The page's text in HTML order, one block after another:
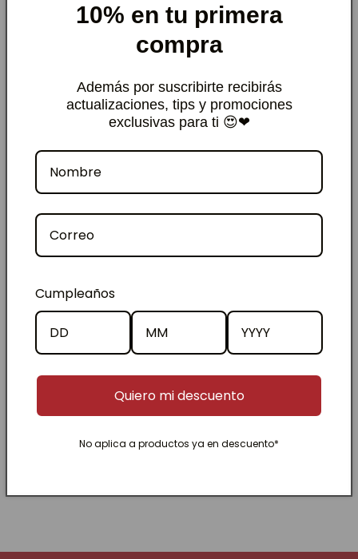
utensilios para que la infusión llegara lo más
nombre:tacuapýque quiere decircaña con
envoltorio o cuero.
RESEÑAS
4.50
Reviews por Whatsapp by
2025-08-16
John Paul
Buena calidad y excelente el producto en
10% en tu primera
compra
Además por suscribirte recibirás
actualizaciones, tips y promociones
exclusivas para ti 😍❤
Cumpleaños
Quiero mi descuento
No aplica a productos ya en descuento*